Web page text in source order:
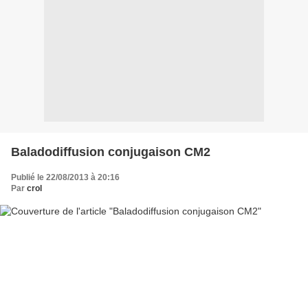
Baladodiffusion conjugaison CM2
Publié le 22/08/2013 à 20:16
Par crol